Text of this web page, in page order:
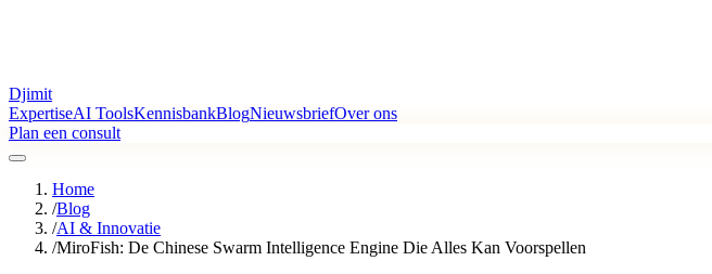
Djimit
ExpertiseAI ToolsKennisbankBlogNieuwsbriefOver ons
Plan een consult
Home
/Blog
/AI & Innovatie
/MiroFish: De Chinese Swarm Intelligence Engine Die Alles Kan Voorspellen